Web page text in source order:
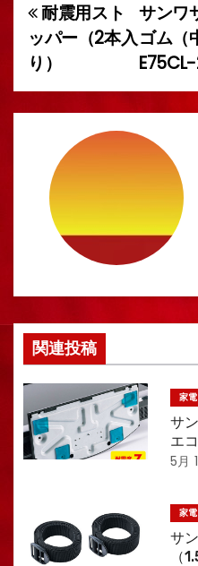
投
稿
ナ
ゲ
ー
ン
サンワ
ゴム（
耐震用スト
ッパー（2本入
り）
関連投稿
家
サ
エ
5月
家
サ
（